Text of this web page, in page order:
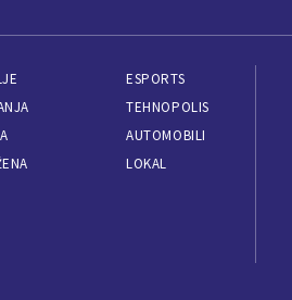
ESPORTS
TEHNOPOLIS
AUTOMOBILI
LOKAL